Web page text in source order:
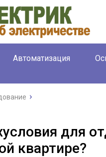
Автоматизация
для
квартире?